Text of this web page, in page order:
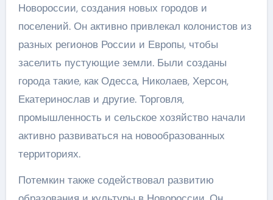
Новороссии, создания новых городов и
поселений. Он активно привлекал колонистов из
разных регионов России и Европы, чтобы
заселить пустующие земли. Были созданы
города такие, как Одесса, Николаев, Херсон,
Екатеринослав и другие. Торговля,
промышленность и сельское хозяйство начали
активно развиваться на новообразованных
территориях.
Потемкин также содействовал развитию